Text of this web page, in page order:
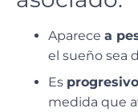
Aparece a
el sueño sea
Es
medida que